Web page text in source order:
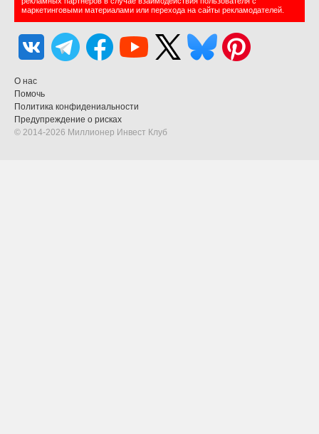
маркетинговыми материалами или перехода на сайты рекламодателей.
О нас
Помочь
Политика конфидениальности
Предупреждение о рисках
© 2014-2026 Миллионер Инвест Клуб